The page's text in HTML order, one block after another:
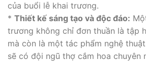
của buổi lễ khai trương.
* Thiết kế sáng tạo và độc đáo:
trương không chỉ đơn thuần là tập
mà còn là một tác phẩm nghệ
sẽ có đội ngũ thợ cắm hoa chuyên